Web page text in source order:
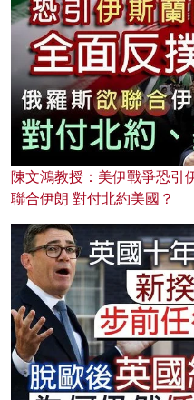
陳文鴻教授：美伊戰爭恐引
聯合伊朗 對付北約美國？